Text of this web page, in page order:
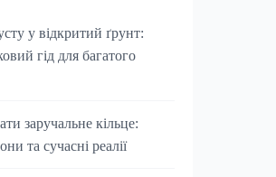
у відкритий ґрунт:
гід для багатого
заручальне кільце:
та сучасні реалії